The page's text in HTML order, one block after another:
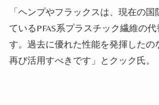
「ヘンプやフラックスは、現在の国
ているPFAS系プラスチック繊維の
す。過去に優れた性能を発揮したの
再び活用すべきです」とクック氏。